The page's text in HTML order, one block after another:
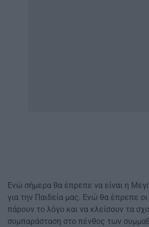
Ενώ σήμερα θα έπρεπε να είναι η
για την Παιδεία μας. Ενώ θα έπρεπε
πάρουν το λόγο και να κλείσουν τα
συμπαράσταση στο πένθος των